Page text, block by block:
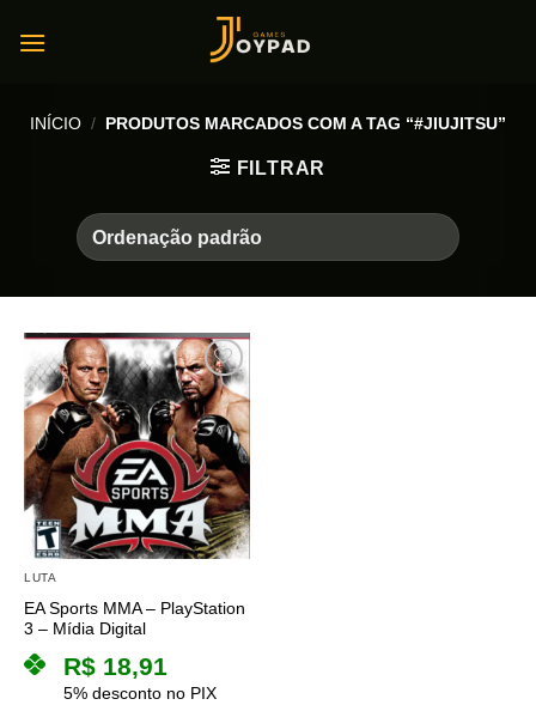
INÍCIO / PRODUTOS MARCADOS COM A TAG “#JIUJITSU”
FILTRAR
LUTA
EA Sports MMA – PlayStation
3 – Mídia Digital
R$ 18,91
5% desconto no PIX